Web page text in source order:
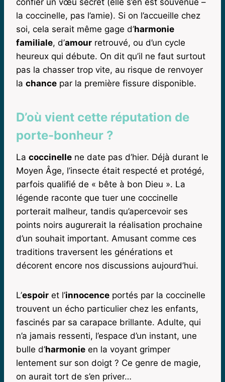
la coccinelle, pas l’amie). Si on l’accueille chez
soi, cela serait même gage d’harmonie
familiale, d’amour retrouvé, ou d’un cycle
heureux qui débute. On dit qu’il ne faut surtout
pas la chasser trop vite, au risque de renvoyer
la chance par la première fissure disponible.
D’où vient cette réputation de
porte-bonheur ?
La coccinelle ne date pas d’hier. Déjà durant le
Moyen Âge, l’insecte était respecté et protégé,
parfois qualifié de « bête à bon Dieu ». La
légende raconte que tuer une coccinelle
porterait malheur, tandis qu’apercevoir ses
points noirs augurerait la réalisation prochaine
d’un souhait important. Amusant comme ces
traditions traversent les générations et
décorent encore nos discussions aujourd’hui.
L’espoir et l’innocence portés par la coccinelle
trouvent un écho particulier chez les enfants,
fascinés par sa carapace brillante. Adulte, qui
n’a jamais ressenti, l’espace d’un instant, une
bulle d’harmonie en la voyant grimper
lentement sur son doigt ? Ce genre de magie,
on aurait tort de s’en priver…